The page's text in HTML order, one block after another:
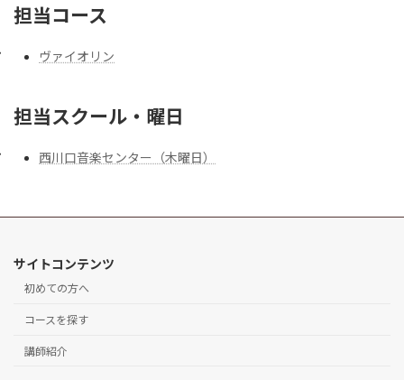
担当コース
ヴァイオリン
担当スクール・曜日
西川口音楽センター（木曜日）
サイトコンテンツ
初めての方へ
コースを探す
講師紹介